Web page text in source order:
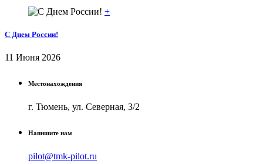
+
С Днем России!
11 Июня 2026
Местонахождения
г. Тюмень, ул. Северная, 3/2
Напишите нам
pilot@tmk-pilot.ru